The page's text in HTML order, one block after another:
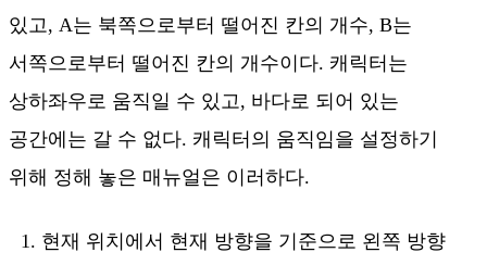
있고, A는 북쪽으로부터 떨어진 칸의 개수, B는
서쪽으로부터 떨어진 칸의 개수이다. 캐릭터는
상하좌우로 움직일 수 있고, 바다로 되어 있는
공간에는 갈 수 없다. 캐릭터의 움직임을 설정하기
위해 정해 놓은 매뉴얼은 이러하다.
현재 위치에서 현재 방향을 기준으로 왼쪽 방향